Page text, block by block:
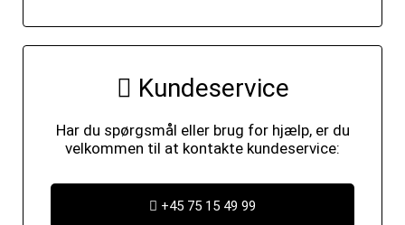
Kundeservice
Har du spørgsmål eller brug for hjælp, er du
velkommen til at kontakte kundeservice:
+45 75 15 49 99